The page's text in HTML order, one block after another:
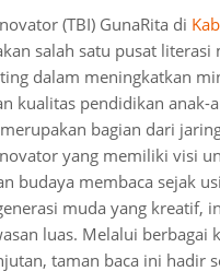
(TBI) GunaRita di
salah satu pusat literasi
dalam meningkatkan
kualitas pendidikan anak-
bagian dari
yang memiliki visi
budaya membaca sejak
muda yang kreatif,
luas. Melalui berbagai
taman baca ini hadir